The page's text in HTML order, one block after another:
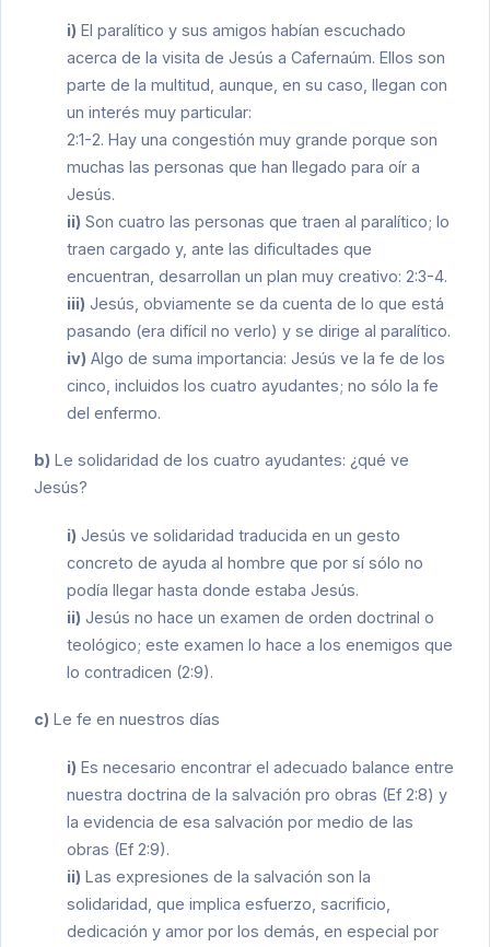
i) El paralítico y sus amigos habían escuchado
acerca de la visita de Jesús a Cafernaúm. Ellos son
parte de la multitud, aunque, en su caso, llegan con
un interés muy particular:
2:1-2. Hay una congestión muy grande porque son
muchas las personas que han llegado para oír a
Jesús.
ii) Son cuatro las personas que traen al paralítico; lo
traen cargado y, ante las dificultades que
encuentran, desarrollan un plan muy creativo: 2:3-4.
iii) Jesús, obviamente se da cuenta de lo que está
pasando (era difícil no verlo) y se dirige al paralítico.
iv) Algo de suma importancia: Jesús ve la fe de los
cinco, incluidos los cuatro ayudantes; no sólo la fe
del enfermo.
b) Le solidaridad de los cuatro ayudantes: ¿qué ve
Jesús?
i) Jesús ve solidaridad traducida en un gesto
concreto de ayuda al hombre que por sí sólo no
podía llegar hasta donde estaba Jesús.
ii) Jesús no hace un examen de orden doctrinal o
teológico; este examen lo hace a los enemigos que
lo contradicen (2:9).
c) Le fe en nuestros días
i) Es necesario encontrar el adecuado balance entre
nuestra doctrina de la salvación pro obras (Ef 2:8) y
la evidencia de esa salvación por medio de las
obras (Ef 2:9).
ii) Las expresiones de la salvación son la
solidaridad, que implica esfuerzo, sacrificio,
dedicación y amor por los demás, en especial por